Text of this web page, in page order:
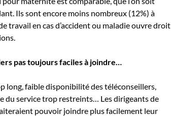
Ils sont encore moins nombreux (12%) à
travail en cas d’accident ou maladie ouvre droit
pas toujours faciles à joindre…
long, faible disponibilité des téléconseillers,
du service trop restreints… Les dirigeants de
pouvoir joindre plus facilement leur